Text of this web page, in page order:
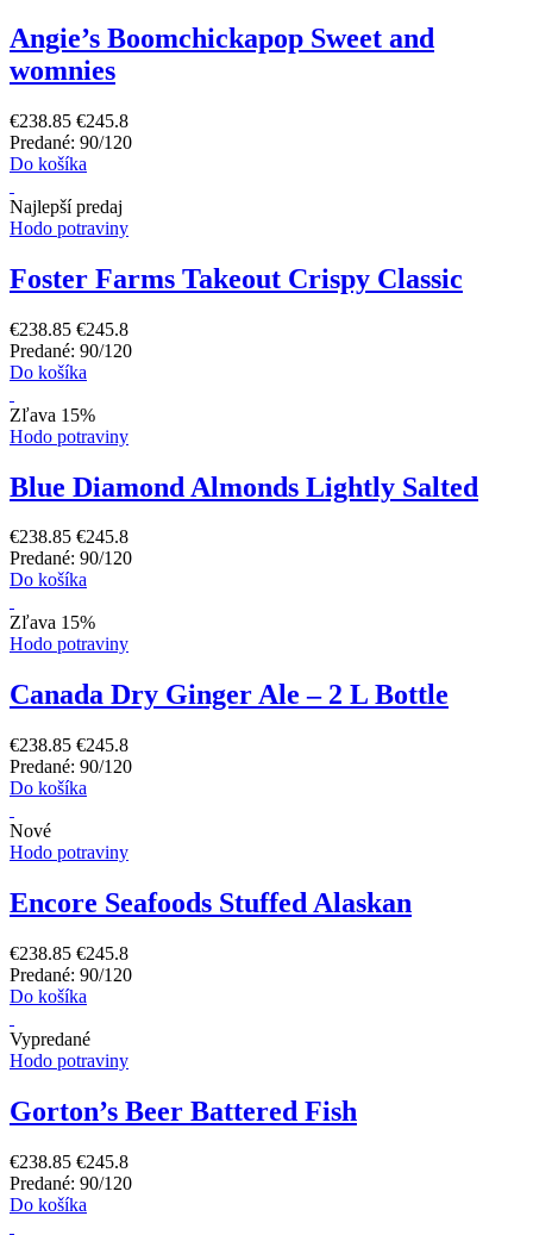
Angie’s Boomchickapop Sweet and
womnies
€238.85 €245.8
Predané: 90/120
Do košíka
Najlepší predaj
Hodo potraviny
Foster Farms Takeout Crispy Classic
€238.85 €245.8
Predané: 90/120
Do košíka
Zľava 15%
Hodo potraviny
Blue Diamond Almonds Lightly Salted
€238.85 €245.8
Predané: 90/120
Do košíka
Zľava 15%
Hodo potraviny
Canada Dry Ginger Ale – 2 L Bottle
€238.85 €245.8
Predané: 90/120
Do košíka
Nové
Hodo potraviny
Encore Seafoods Stuffed Alaskan
€238.85 €245.8
Predané: 90/120
Do košíka
Vypredané
Hodo potraviny
Gorton’s Beer Battered Fish
€238.85 €245.8
Predané: 90/120
Do košíka